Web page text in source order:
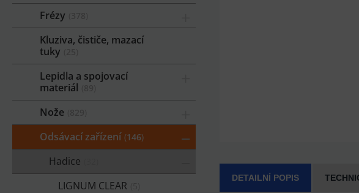
Frézy
Kluziva, čističe, mazací
tuky
Lepidla a spojovací
materiál
Nože
Odsávací zařízení 146
Hadice
LIGNUM CLEAR
DETAILNÍ POPIS